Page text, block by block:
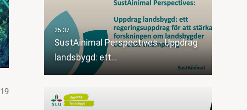
19
SustAinimal Perspectives - Uppdrag
landsbygd: ett…